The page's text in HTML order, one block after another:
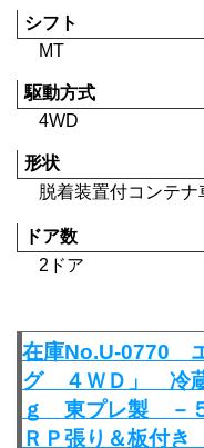
シフト
MT
駆動方式
4WD
形状
脱着装置付コンテナ
ドア数
2ドア
在庫No.U-0770
グ ４ＷＤ」 冷
ｇ 東プレ製 －
ＲＰ張り＆板付